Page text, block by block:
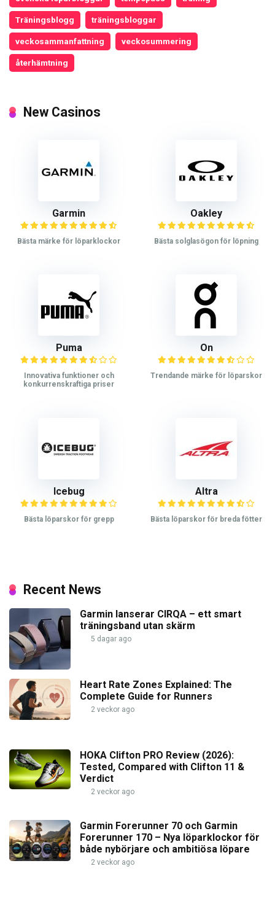
Träningsblogg träningsbloggar
veckosammanfattning veckosummering
återhämtning
New Casinos
Garmin
Bästa märke för löparklockor
Oakley
Bästa solglasögon för löpning
Puma
Innovativa funktioner och
konkurrenskraftiga priser
On
Trendande märke för löparskor
Icebug
Bästa löparskor för grepp
Altra
Bästa löparskor för breda fötter
Recent News
Garmin lanserar CIRQA – ett smart
träningsband utan skärm
5 dagar ago
Heart Rate Zones Explained: The
Complete Guide for Runners
2 veckor ago
HOKA Clifton PRO Review (2026):
Tested, Compared with Clifton 11 &
Verdict
2 veckor ago
Garmin Forerunner 70 och Garmin
Forerunner 170 – Nya löparklockor för
både nybörjare och ambitiösa löpare
2 veckor ago